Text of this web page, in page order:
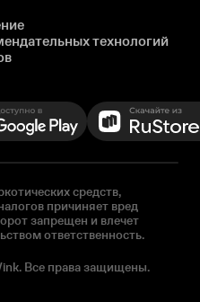
технологий
средств,
причиняет вред
запрещен и влечет
ответственность.
Все права защищены.